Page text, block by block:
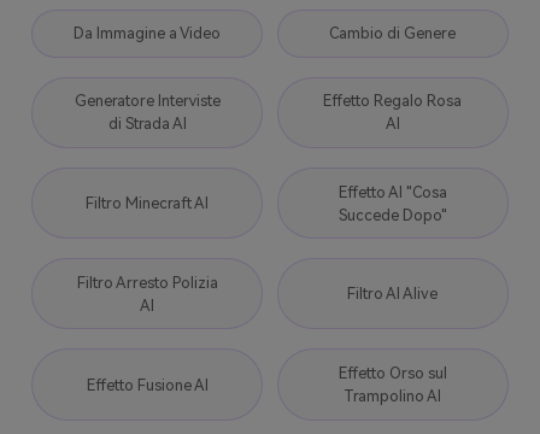
Da Immagine a Video Cambio di Genere
Generatore Interviste
di Strada AI
Effetto Regalo Rosa
AI
Filtro Minecraft AI
Effetto AI "Cosa
Succede Dopo"
Filtro Arresto Polizia
AI
Filtro AI Alive
Effetto Fusione AI
Effetto Orso sul
Trampolino AI